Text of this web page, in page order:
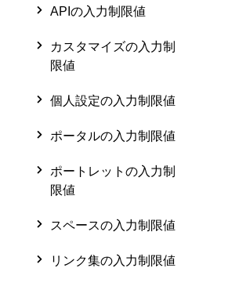
APIの入力制限値
カスタマイズの入力制
限値
個人設定の入力制限値
ポータルの入力制限値
ポートレットの入力制
限値
スペースの入力制限値
リンク集の入力制限値